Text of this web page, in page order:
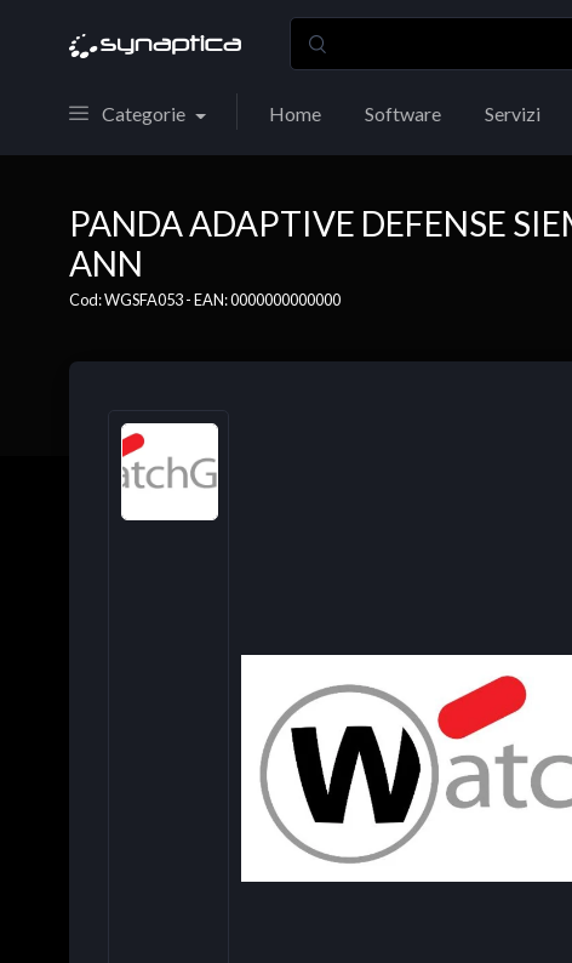
Categorie Home Software Servizi
PANDA ADAPTIVE DEFENSE
ANN
Cod: WGSFA053 - EAN: 0000000000000